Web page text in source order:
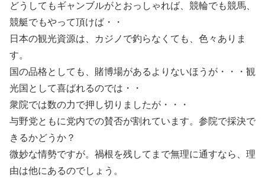
どうしてもギャンブルがとおっしゃれば、競輪でも競馬、
競艇でもやって頂けば・・
日本の観光資源は、カジノで釣らなくても、色々ありま
す。
国の品格としても、賭博場があるよりないほうが・・・観
光国として喜ばれるのでは・・
衆院では数の力で押し切りましたが・・・
与野党ともに党内での賛否が割れています。参院で採決で
きるかどうか？
微妙な情勢ですが。禍根を残してまで無理に通すなら、理
由は他にあるのでしょう。